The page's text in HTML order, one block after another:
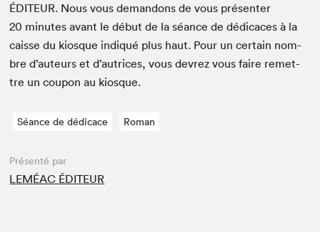
ÉDI­TEUR. Nous vous deman­dons de vous présen­ter
20 min­utes avant le début de la séance de dédi­caces à la
caisse du kiosque indiqué plus haut. Pour un cer­tain nom­
bre d’auteurs et d’autrices, vous devrez vous faire remet­
tre un coupon au kiosque.
Séance de dédicace Roman
Présenté par
LEMÉAC ÉDITEUR